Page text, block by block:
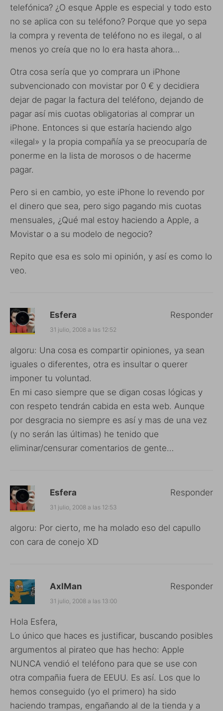
telefónica? ¿O esque Apple es especial y todo esto
no se aplica con su teléfono? Porque que yo sepa
la compra y reventa de teléfono no es ilegal, o al
menos yo creía que no lo era hasta ahora…
Otra cosa sería que yo comprara un iPhone
subvencionado con movistar por 0 € y decidiera
dejar de pagar la factura del teléfono, dejando de
pagar así mis cuotas obligatorias al comprar un
iPhone. Entonces si que estaría haciendo algo
«ilegal» y la propia compañía ya se preocuparía de
ponerme en la lista de morosos o de hacerme
pagar.
Pero si en cambio, yo este iPhone lo revendo por
el dinero que sea, pero sigo pagando mis cuotas
mensuales, ¿Qué mal estoy haciendo a Apple, a
Movistar o a su modelo de negocio?
Repito que esa es solo mi opinión, y así es como lo
veo.
Esfera
31 julio, 2008 a las 12:52
algoru: Una cosa es compartir opiniones, ya sean
iguales o diferentes, otra es insultar o querer
imponer tu voluntad.
En mi caso siempre que se digan cosas lógicas y
con respeto tendrán cabida en esta web. Aunque
por desgracia no siempre es así y mas de una vez
(y no serán las últimas) he tenido que
eliminar/censurar comentarios de gente…
Responder
Esfera
31 julio, 2008 a las 12:53
algoru: Por cierto, me ha molado eso del capullo
con cara de conejo XD
Responder
AxlMan
31 julio, 2008 a las 13:00
Hola Esfera,
Lo único que haces es justificar, buscando posibles
argumentos al pirateo que has hecho: Apple
NUNCA vendió el teléfono para que se use con
otra compañia fuera de EEUU. Es así. Los que lo
hemos conseguido (yo el primero) ha sido
haciendo trampas, engañando al de la tienda y a
Responder